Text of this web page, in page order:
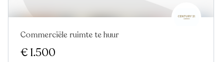
Commerciële ruimte te huur
€ 1.500